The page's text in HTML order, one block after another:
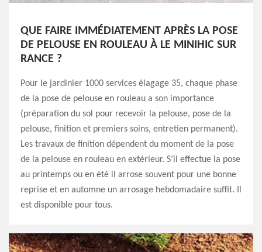
QUE FAIRE IMMÉDIATEMENT APRÈS LA POSE
DE PELOUSE EN ROULEAU À LE MINIHIC SUR
RANCE ?
Pour le jardinier 1000 services élagage 35, chaque phase
de la pose de pelouse en rouleau a son importance
(préparation du sol pour recevoir la pelouse, pose de la
pelouse, finition et premiers soins, entretien permanent).
Les travaux de finition dépendent du moment de la pose
de la pelouse en rouleau en extérieur. S’il effectue la pose
au printemps ou en été il arrose souvent pour une bonne
reprise et en automne un arrosage hebdomadaire suffit. Il
est disponible pour tous.